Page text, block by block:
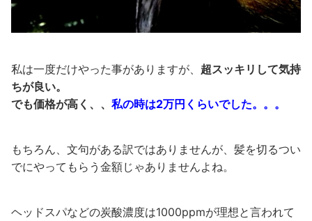
私は一度だけやった事がありますが、 超スッキリして気持
ちが良い。
でも価格が高く、、 私の時は2万円くらいでした。。。
もちろん、文句がある訳ではありませんが、髪を切るつい
でにやってもらう金額じゃありませんよね。
ヘッドスパなどの炭酸濃度は1000ppmが理想と言われて